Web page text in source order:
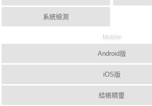
系統檢測
Mobile
Android版
iOS版
結帳精靈